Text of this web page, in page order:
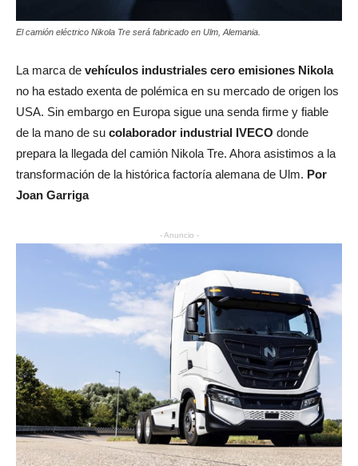
El camión eléctrico Nikola Tre será fabricado en Ulm, Alemania.
La marca de vehículos industriales cero emisiones Nikola
no ha estado exenta de polémica en su mercado de origen los
USA. Sin embargo en Europa sigue una senda firme y fiable
de la mano de su colaborador industrial IVECO donde
prepara la llegada del camión Nikola Tre. Ahora asistimos a la
transformación de la histórica factoría alemana de Ulm. Por
Joan Garriga
- Anuncio -